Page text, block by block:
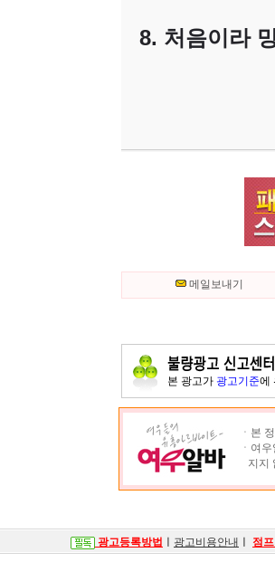
8. 처음이라
메일보내기
본 광고가 광고기준에
ㆍ본
ㆍ여
지지
광고등록방법 광고비용안내 점